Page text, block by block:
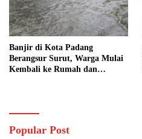
Banjir di Kota Padang
Berangsur Surut, Warga Mulai
Kembali ke Rumah dan
Popular Post